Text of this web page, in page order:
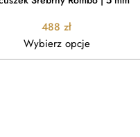
488 zł
Wybierz opcje